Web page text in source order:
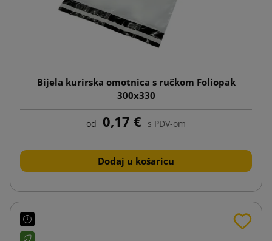
Bijela kurirska omotnica s ručkom Foliopak
300x330
od 0,17 € s PDV-om
Dodaj u košaricu